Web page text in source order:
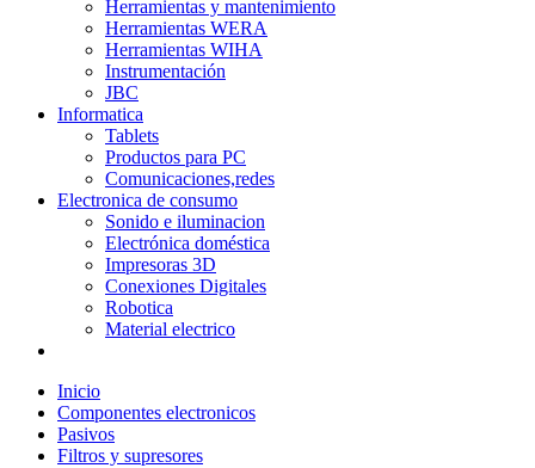
Herramientas y mantenimiento
Herramientas WERA
Herramientas WIHA
Instrumentación
JBC
Informatica
Tablets
Productos para PC
Comunicaciones,redes
Electronica de consumo
Sonido e iluminacion
Electrónica doméstica
Impresoras 3D
Conexiones Digitales
Robotica
Material electrico
Inicio
Componentes electronicos
Pasivos
Filtros y supresores